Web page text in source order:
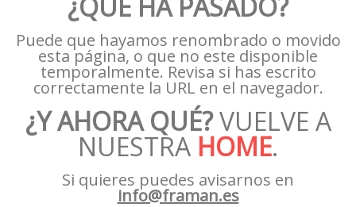
Puede que hayamos renombrado o movido
esta página, o que no este disponible
temporalmente. Revisa si has escrito
correctamente la URL en el navegador.
¿Y AHORA QUÉ?VUELVE A
NUESTRA HOME.
Si quieres puedes avisarnos en
info@framan.es